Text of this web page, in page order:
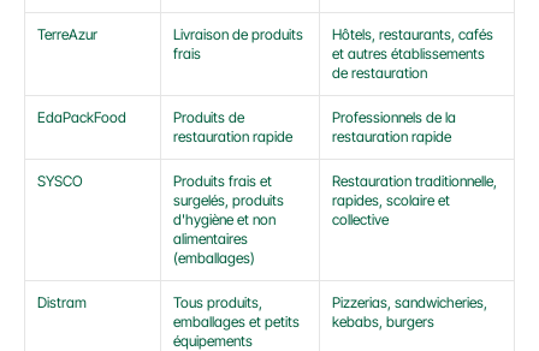
TerreAzur
Livraison de produits
frais
Hôtels, restaurants, cafés
et autres établissements
de restauration
EdaPackFood
Produits de
restauration rapide
Professionnels de la
restauration rapide
SYSCO
Produits frais et
surgelés, produits
d'hygiène et non
alimentaires
(emballages)
Restauration traditionnelle,
rapides, scolaire et
collective
Distram
Tous produits,
emballages et petits
équipements
Pizzerias, sandwicheries,
kebabs, burgers